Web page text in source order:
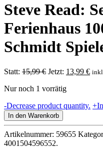
Steve Read:
Ferienhaus
Schmidt
Statt: 15,99€ Ursprünglicher
war:
Jetzt: 13,99 €
Nur noch 1 vorrätig
-Decrease product quantity.
Im
+
In den Warenkorb
Artikelnummer: 59655
4001504596552.